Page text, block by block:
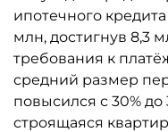
ипотечного
млн, достигнув 8,3
требования к
средний размер
повысился с 30% до
строящаяся